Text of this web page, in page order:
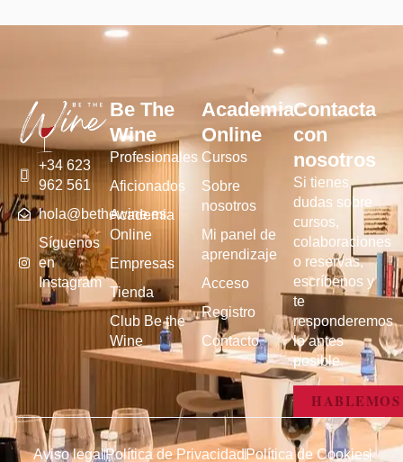
+34 623
962 561
hola@bethewine.es
Síguenos
en
Instagram
Be The
Wine
Profesionales
Aficionados
Academia
Online
Empresas
Tienda
Club Be the
Wine
Academia
Online
Cursos
Sobre
nosotros
Mi panel de
aprendizaje
Acceso
Registro
Contacto
Contacta
con
nosotros
Si tienes
dudas sobre
cursos,
colaboraciones
o reservas,
escríbenos y
te
responderemos
lo antes
posible.
HABLEMOS
Aviso legalPolítica de PrivacidadPolítica de Cookies